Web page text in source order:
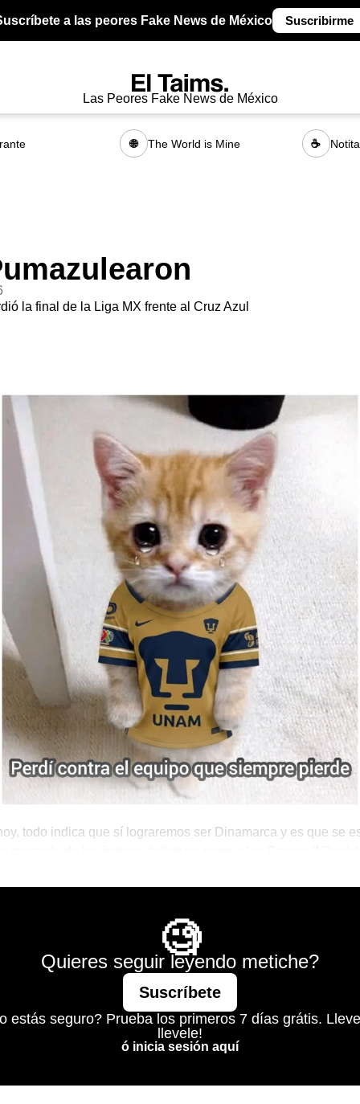
a las peores Fake News de México Suscribirme
Las Peores Fake News de México
🌐 The World is Mine ☕
la final de la Liga MX frente al Cruz Azul
todo indica que sí lograremos ser Dinamarca y es que se
🧐
Quieres seguir leyendo metiche?
Suscríbete
estás seguro? Prueba los primeros 7 días grátis.
llevele!
ó inicia sesión aquí